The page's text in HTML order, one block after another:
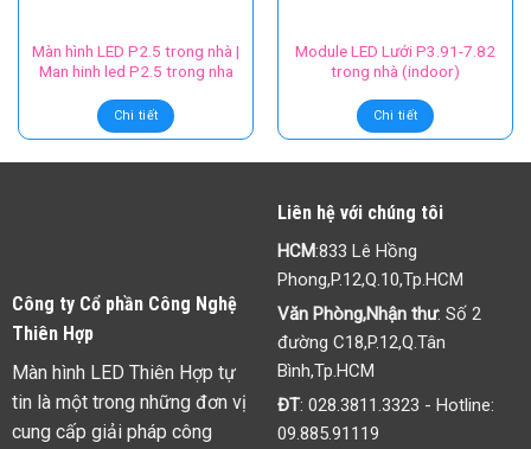
Màn hình LED P2.5 trong nhà |
Man hinh led P2.5 trong nha
Chi tiết
Module LED Lưới P3.91-7.82
trong nhà (indoor)
Chi tiết
Công ty Cổ phần Công Nghệ
Thiên Hợp
Màn hình LED Thiên Hợp tự
tin là một trong những đơn vị
cung cấp giải pháp công
Liên hệ với chúng tôi
HCM:833 Lê Hồng
Phong,P.12,Q.10,Tp.HCM
Văn Phòng,Nhận thư: Số 2
đường C18,P.12,Q.Tân
Bình,Tp.HCM
ĐT: 028.3811.3323 - Hotline:
09.885.91119